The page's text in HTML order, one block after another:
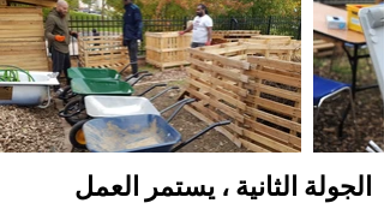
الجولة الثانية ، يستمر العمل